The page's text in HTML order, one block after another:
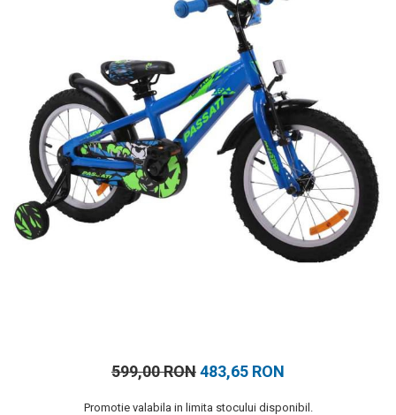
Tricouri, pantaloni, bluze
Costume profesionale inot
599,00 RON483,65 RON
Promotie valabila in limita stocului disponibil.